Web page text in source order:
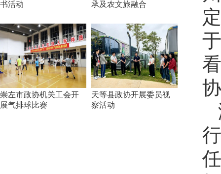
书活动
承及农文旅融合
崇左市政协机关工会开
展气排球比赛
天等县政协开展委员视
察活动